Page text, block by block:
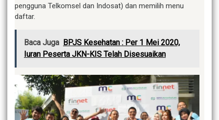
pengguna Telkomsel dan Indosat) dan memilih menu
daftar.
Baca Juga BPJS Kesehatan : Per 1 Mei 2020,
Iuran Peserta JKN-KIS Telah Disesuaikan